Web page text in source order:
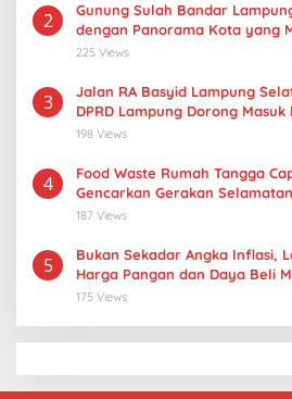
2
Gunung Sulah Bandar
dengan Panorama Kota yang
225 Views
3
Jalan RA Basyid Lampung
DPRD Lampung Dorong Masuk
198 Views
4
Food Waste Rumah Tangga
Gencarkan Gerakan
187 Views
5
Bukan Sekadar Angka Inflasi,
Harga Pangan dan Daya Beli
175 Views